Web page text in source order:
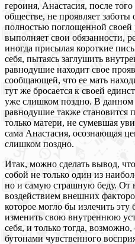
героиня, Анастасия, после
обществе, не проявляет заботы
полностью поглощенной своей
выполняет свои обязанности,
иногда присылая короткие
себя, пытаясь заглушить
равнодушие находит свое
сообщающей, что ее мать
тут же бросается к своей
уже слишком поздно. В данном
равнодушие также становится
только матери, не сумевшая
сама Анастасия, осознающая
слишком поздно.
Итак, можно сделать вывод,
собой не только один из
но и самую страшную беду. От
воздействием внешних
которое могло бы излечить
изменить свою внутреннюю
себя, и только тогда,
бутонами чувственного